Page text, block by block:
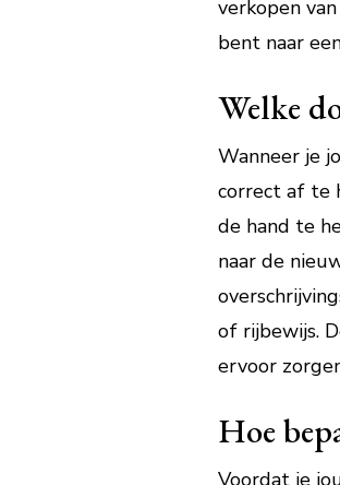
verkopen
bent naar
Welke
Wanneer je
correct af te
de hand te
naar de
of rijbewijs.
ervoor
Hoe
Voordat je